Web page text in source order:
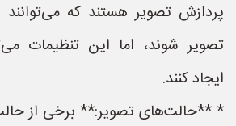
پردازش تصویر هستند که می‌توانند
تصویر شوند، اما این تنظیمات
ایجاد کنند.
* **حالت‌های تصویر:** برخی از